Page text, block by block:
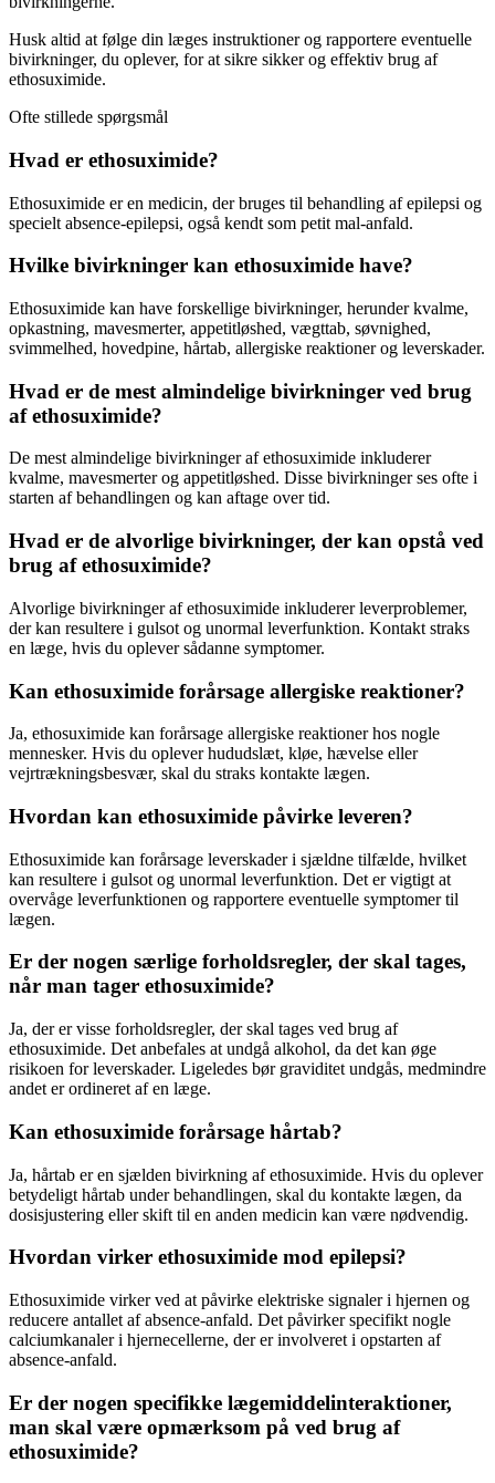
Husk altid at følge din læges instruktioner og rapportere eventuelle
bivirkninger, du oplever, for at sikre sikker og effektiv brug af
ethosuximide.
Ofte stillede spørgsmål
Hvad er ethosuximide?
Ethosuximide er en medicin, der bruges til behandling af epilepsi og
specielt absence-epilepsi, også kendt som petit mal-anfald.
Hvilke bivirkninger kan ethosuximide have?
Ethosuximide kan have forskellige bivirkninger, herunder kvalme,
opkastning, mavesmerter, appetitløshed, vægttab, søvnighed,
svimmelhed, hovedpine, hårtab, allergiske reaktioner og leverskader.
Hvad er de mest almindelige bivirkninger ved brug
af ethosuximide?
De mest almindelige bivirkninger af ethosuximide inkluderer
kvalme, mavesmerter og appetitløshed. Disse bivirkninger ses ofte i
starten af behandlingen og kan aftage over tid.
Hvad er de alvorlige bivirkninger, der kan opstå ved
brug af ethosuximide?
Alvorlige bivirkninger af ethosuximide inkluderer leverproblemer,
der kan resultere i gulsot og unormal leverfunktion. Kontakt straks
en læge, hvis du oplever sådanne symptomer.
Kan ethosuximide forårsage allergiske reaktioner?
Ja, ethosuximide kan forårsage allergiske reaktioner hos nogle
mennesker. Hvis du oplever hududslæt, kløe, hævelse eller
vejrtrækningsbesvær, skal du straks kontakte lægen.
Hvordan kan ethosuximide påvirke leveren?
Ethosuximide kan forårsage leverskader i sjældne tilfælde, hvilket
kan resultere i gulsot og unormal leverfunktion. Det er vigtigt at
overvåge leverfunktionen og rapportere eventuelle symptomer til
lægen.
Er der nogen særlige forholdsregler, der skal tages,
når man tager ethosuximide?
Ja, der er visse forholdsregler, der skal tages ved brug af
ethosuximide. Det anbefales at undgå alkohol, da det kan øge
risikoen for leverskader. Ligeledes bør graviditet undgås, medmindre
andet er ordineret af en læge.
Kan ethosuximide forårsage hårtab?
Ja, hårtab er en sjælden bivirkning af ethosuximide. Hvis du oplever
betydeligt hårtab under behandlingen, skal du kontakte lægen, da
dosisjustering eller skift til en anden medicin kan være nødvendig.
Hvordan virker ethosuximide mod epilepsi?
Ethosuximide virker ved at påvirke elektriske signaler i hjernen og
reducere antallet af absence-anfald. Det påvirker specifikt nogle
calciumkanaler i hjernecellerne, der er involveret i opstarten af
absence-anfald.
Er der nogen specifikke lægemiddelinteraktioner,
man skal være opmærksom på ved brug af
ethosuximide?